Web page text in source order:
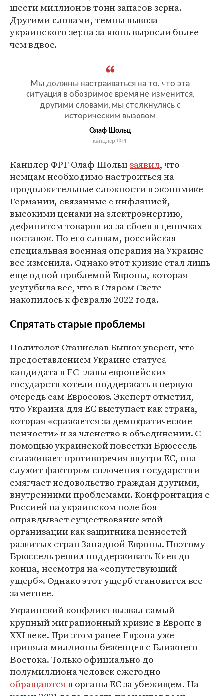
шести миллионов тонн запасов зерна.
Другими словами, темпы вывоза
украинского зерна за июнь выросли более
чем вдвое.
Мы должны настраиваться на то, что эта
ситуация в обозримое время не изменится,
другими словами, мы столкнулись с
историческим вызовом
Олаф Шольц
канцлер ФРГ
Канцлер ФРГ Олаф Шольцзаявил, что
немцам необходимо настроиться на
продолжительные сложности в экономике
Германии, связанные с инфляцией,
высокими ценами на электроэнергию,
дефицитом товаров из-за сбоев в цепочках
поставок. По его словам, российская
специальная военная операция на Украине
все изменила. Однако этот кризис стал лишь
еще одной проблемой Европы, которая
усугубила все, что в Старом Свете
накопилось к февралю 2022 года.
Спрятать старые проблемы
Политолог Станислав Бышок уверен, что
предоставлением Украине статуса
кандидата в ЕС главы европейских
государств хотели поддержать в первую
очередь сам Евросоюз. Эксперт отметил,
что Украина для ЕС выступает как страна,
которая «сражается за демократические
ценности» и за членство в объединении. С
помощью украинской повестки Брюссель
сглаживает противоречия внутри ЕС, она
служит фактором сплочения государств и
смягчает недовольство граждан другими,
внутренними проблемами. Конфронтация с
Россией на украинском поле боя
оправдывает существование этой
организации как защитника ценностей
развитых стран Западной Европы. Поэтому
Брюссель решил поддерживать Киев до
конца, несмотря на «сопутствующий
ущерб». Однако этот ущерб становится все
заметнее.
Украинский конфликт вызвал самый
крупный миграционный кризис в Европе в
XXI веке. При этом ранее Европа уже
приняла миллионы беженцев с Ближнего
Востока. Только официально до
полумиллиона человек ежегодно
обращаютсяв органы ЕС за убежищем. На